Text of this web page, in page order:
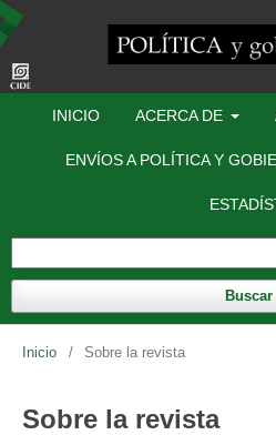
INICIO ACERCA DE
ENVÍOS A POLÍTICA Y
Buscar
Inicio / Sobre la revista
Sobre la revista